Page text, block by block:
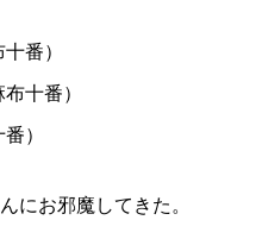
番）
十番）
）
にお邪魔してきた。